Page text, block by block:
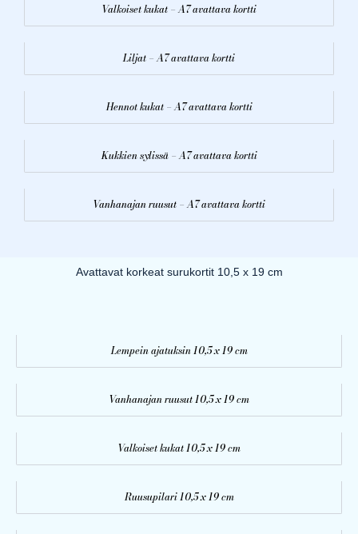
Valkoiset kukat – A7 avattava kortti
Liljat – A7 avattava kortti
Hennot kukat – A7 avattava kortti
Kukkien sylissä – A7 avattava kortti
Vanhanajan ruusut – A7 avattava kortti
Avattavat korkeat surukortit 10,5 x 19 cm
Lempein ajatuksin 10,5 x 19 cm
Vanhanajan ruusut 10,5 x 19 cm
Valkoiset kukat 10,5 x 19 cm
Ruusupilari 10,5 x 19 cm